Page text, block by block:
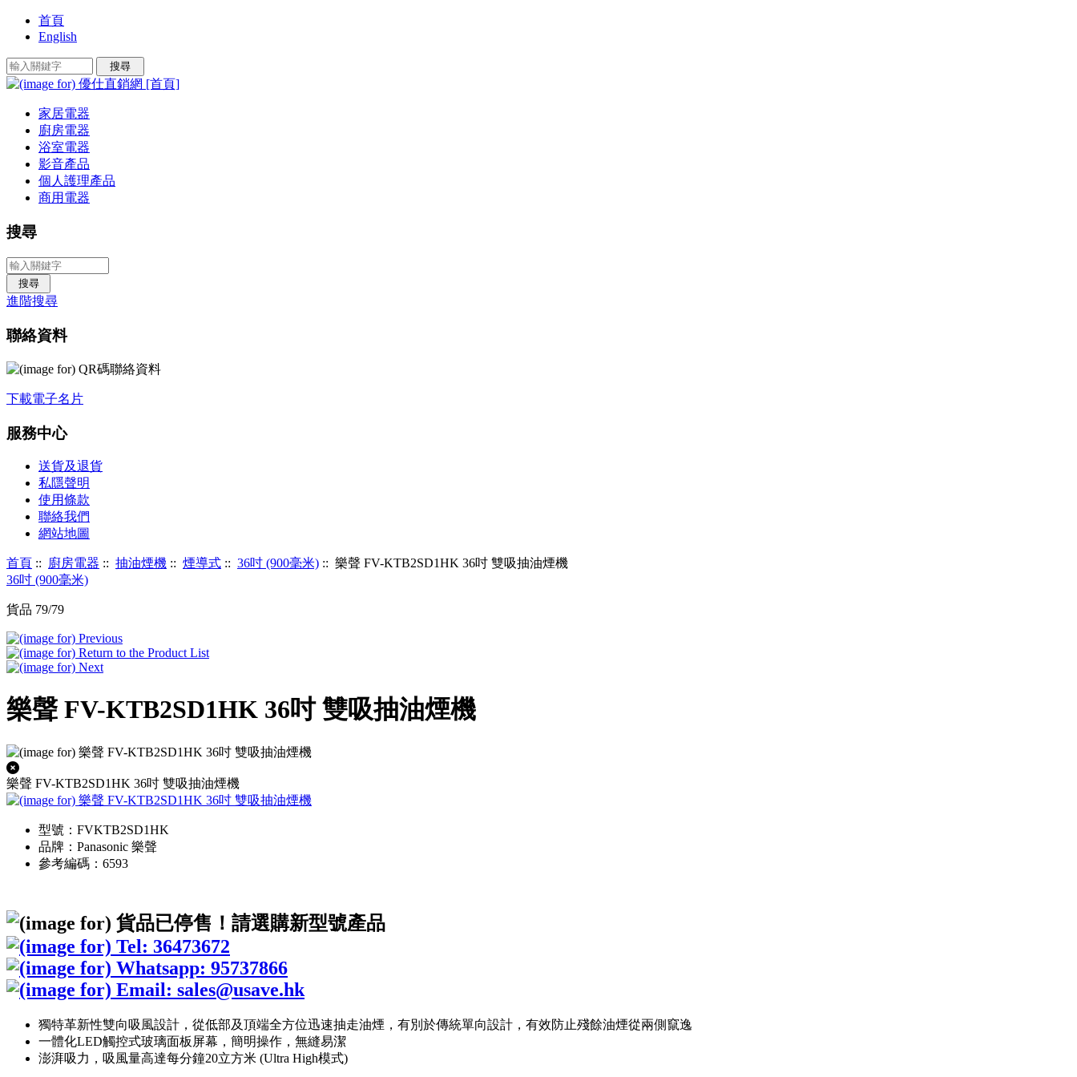
首頁
English
家居電器
廚房電器
浴室電器
影音產品
個人護理產品
商用電器
搜尋
進階搜尋
聯絡資料
下載電子名片
服務中心
送貨及退貨
私隱聲明
使用條款
聯絡我們
網站地圖
首頁 :: 廚房電器 :: 抽油煙機 :: 煙導式 :: 36吋 (900毫米) :: 樂聲 FV-KTB2SD1HK 36吋 雙吸抽油煙機
36吋 (900毫米)
貨品 79/79
樂聲 FV-KTB2SD1HK 36吋 雙吸抽油煙機
樂聲 FV-KTB2SD1HK 36吋 雙吸抽油煙機
型號：FVKTB2SD1HK
品牌：Panasonic 樂聲
參考編碼：6593
獨特革新性雙向吸風設計，從低部及頂端全方位迅速抽走油煙，有別於傳統單向設計，有效防止殘餘油煙從兩側竄逸
一體化LED觸控式玻璃面板屏幕，簡明操作，無縫易潔
澎湃吸力，吸風量高達每分鐘20立方米 (Ultra High模式)